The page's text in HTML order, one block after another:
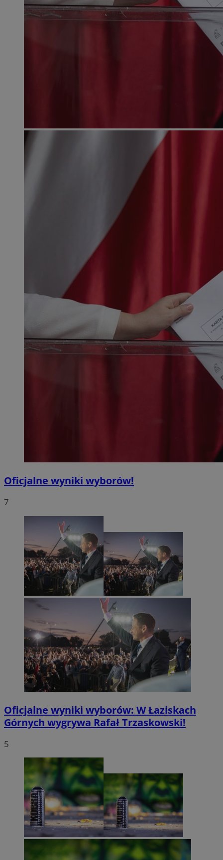
Oficjalne wyniki wyborów!
7
Oficjalne wyniki wyborów: W Łaziskach
Górnych wygrywa Rafał Trzaskowski!
5